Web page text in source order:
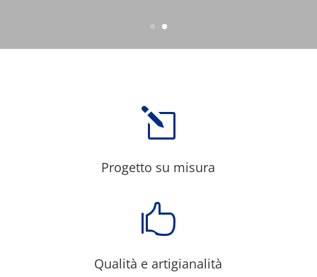
l
Progetto su misura

Qualità e artigianalità